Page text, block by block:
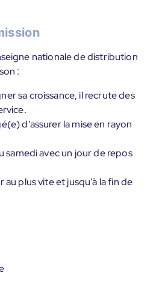
nationale de distribution
:
sa croissance, il recrute des
d'assurer la mise en rayon
samedi avec un jour de repos
au plus vite et jusqu'à la fin de